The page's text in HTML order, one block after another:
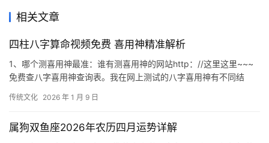
相关文章
四柱八字算命视频免费 喜用神精准解析
1、哪个测喜用神最准：谁有测喜用神的网站http：//这里这里~~~
免费查八字喜用神查询表。我在网上测试的八字喜用神有不同结
传统文化 2026 年 1 月 9 日
属狗双鱼座2026年农历四月运势详解